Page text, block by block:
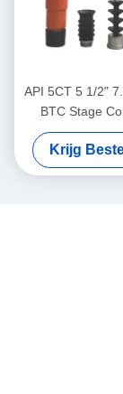
API 5CT 5 1/2"
BTC Stage
Olieput
Krijg